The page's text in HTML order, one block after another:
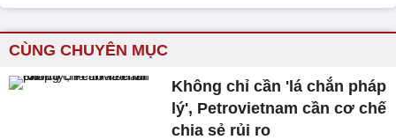
CÙNG CHUYÊN MỤC
Không chỉ cần 'lá chắn pháp
lý', Petrovietnam cần cơ chế
chia sẻ rủi ro